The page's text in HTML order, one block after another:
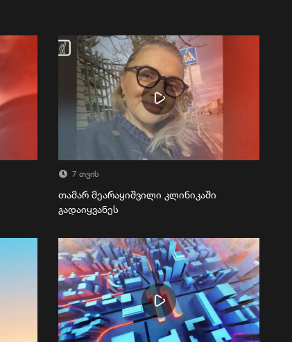
7 თვის
თამარ მეარაყიშვილი კლინიკაში
გადაიყვანეს